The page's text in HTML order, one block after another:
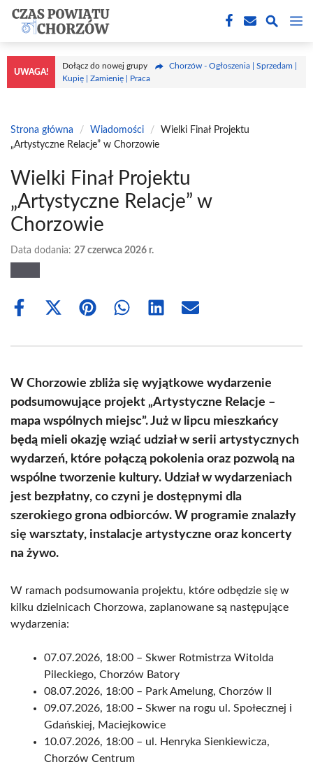
Przejdź
treści
UWAGA!
Dołącz do nowej grupy
Chorzów - Ogłoszenia | Sprzedam |
Kupię | Zamienię | Praca
Strona główna / Wiadomości /
Wielki Finał Projektu
„Artystyczne Relacje” w Chorzowie
Wielki Finał Projektu
„Artystyczne Relacje” w
Chorzowie
Data dodania: 27 czerwca 2026 r.
Share
Share
(Twitter)
Share Share Share Share
W Chorzowie zbliża się wyjątkowe wydarzenie
podsumowujące projekt „Artystyczne Relacje –
mapa wspólnych miejsc”. Już w lipcu mieszkańcy
będą mieli okazję wziąć udział w serii artystycznych
wydarzeń, które połączą pokolenia oraz pozwolą na
wspólne tworzenie kultury. Udział w wydarzeniach
jest bezpłatny, co czyni je dostępnymi dla
szerokiego grona odbiorców. W programie znalazły
się warsztaty, instalacje artystyczne oraz koncerty
na żywo.
W ramach podsumowania projektu, które odbędzie się w
kilku dzielnicach Chorzowa, zaplanowane są następujące
wydarzenia:
07.07.2026, 18:00 – Skwer Rotmistrza Witolda
Pileckiego, Chorzów Batory
08.07.2026, 18:00 – Park Amelung, Chorzów II
09.07.2026, 18:00 – Skwer na rogu ul. Społecznej i
Gdańskiej, Maciejkowice
10.07.2026, 18:00 – ul. Henryka Sienkiewicza,
Chorzów Centrum